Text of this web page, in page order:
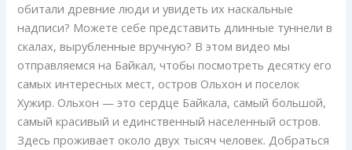
обитали древние люди и увидеть их наскальные
надписи? Можете себе представить длинные туннели в
скалах, вырубленные вручную? В этом видео мы
отправляемся на Байкал, чтобы посмотреть десятку его
самых интересных мест, остров Ольхон и поселок
Хужир. Ольхон — это сердце Байкала, самый большой,
самый красивый и единственный населенный остров.
Здесь проживает около двух тысяч человек. Добраться